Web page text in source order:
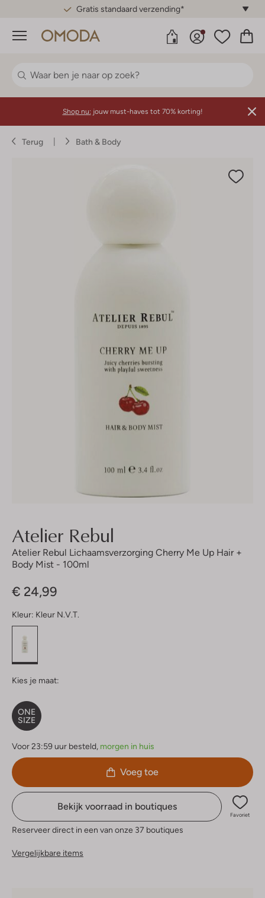
Gratis standaard verzending*
Menu
Shop nu: jouw must-haves tot 70% korting!
Terug Bath & Body
Atelier Rebul
Atelier Rebul Lichaamsverzorging Cherry Me Up Hair +
Body Mist - 100ml
€ 24,99
Kleur: Kleur N.v.t.
Kies je maat:
ONE
SIZE
Voor 23:59 uur besteld, morgen in huis
Voeg toe
Bekijk voorraad in boutiques
Favoriet
Reserveer direct in een van onze 37 boutiques
Vergelijkbare items